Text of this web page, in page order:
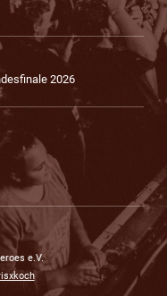
2026
e.V.